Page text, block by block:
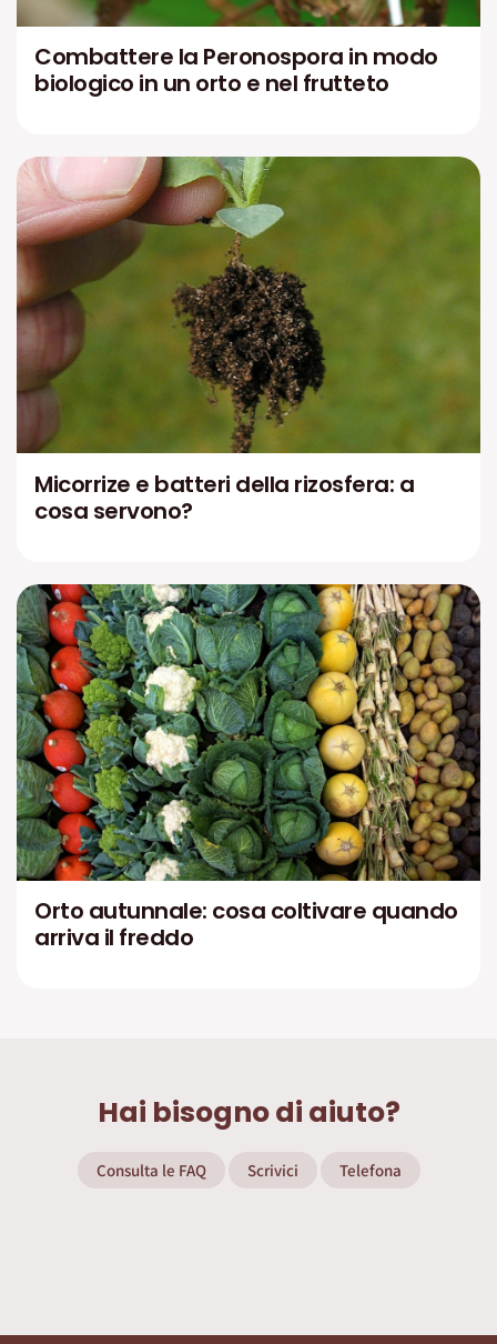
Combattere la Peronospora in modo
biologico in un orto e nel frutteto
Micorrize e batteri della rizosfera: a
cosa servono?
Orto autunnale: cosa coltivare quando
arriva il freddo
Hai bisogno di aiuto?
Consulta le FAQ Scrivici Telefona